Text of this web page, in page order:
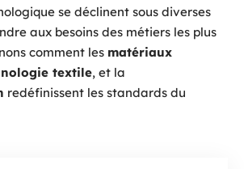
se déclinent sous diverses
aux besoins des métiers les plus
comment les matériaux
textile, et la
redéfinissent les standards du